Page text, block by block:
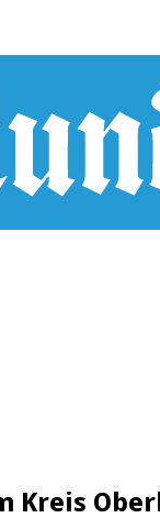
Kreis